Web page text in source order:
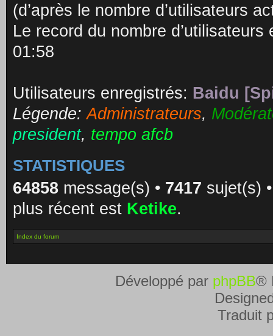
(d’après le nombre d’utilisateurs
Le record du nombre
01:58
Utilisateurs enregistrés: Baidu
Légende:Administrateurs,
president, tempo afcb
STATISTIQUES
64858 message(s) • 7417 sujet(s)
plus récent est Ketike.
Index du forum
Développé par phpBB®
Traduit